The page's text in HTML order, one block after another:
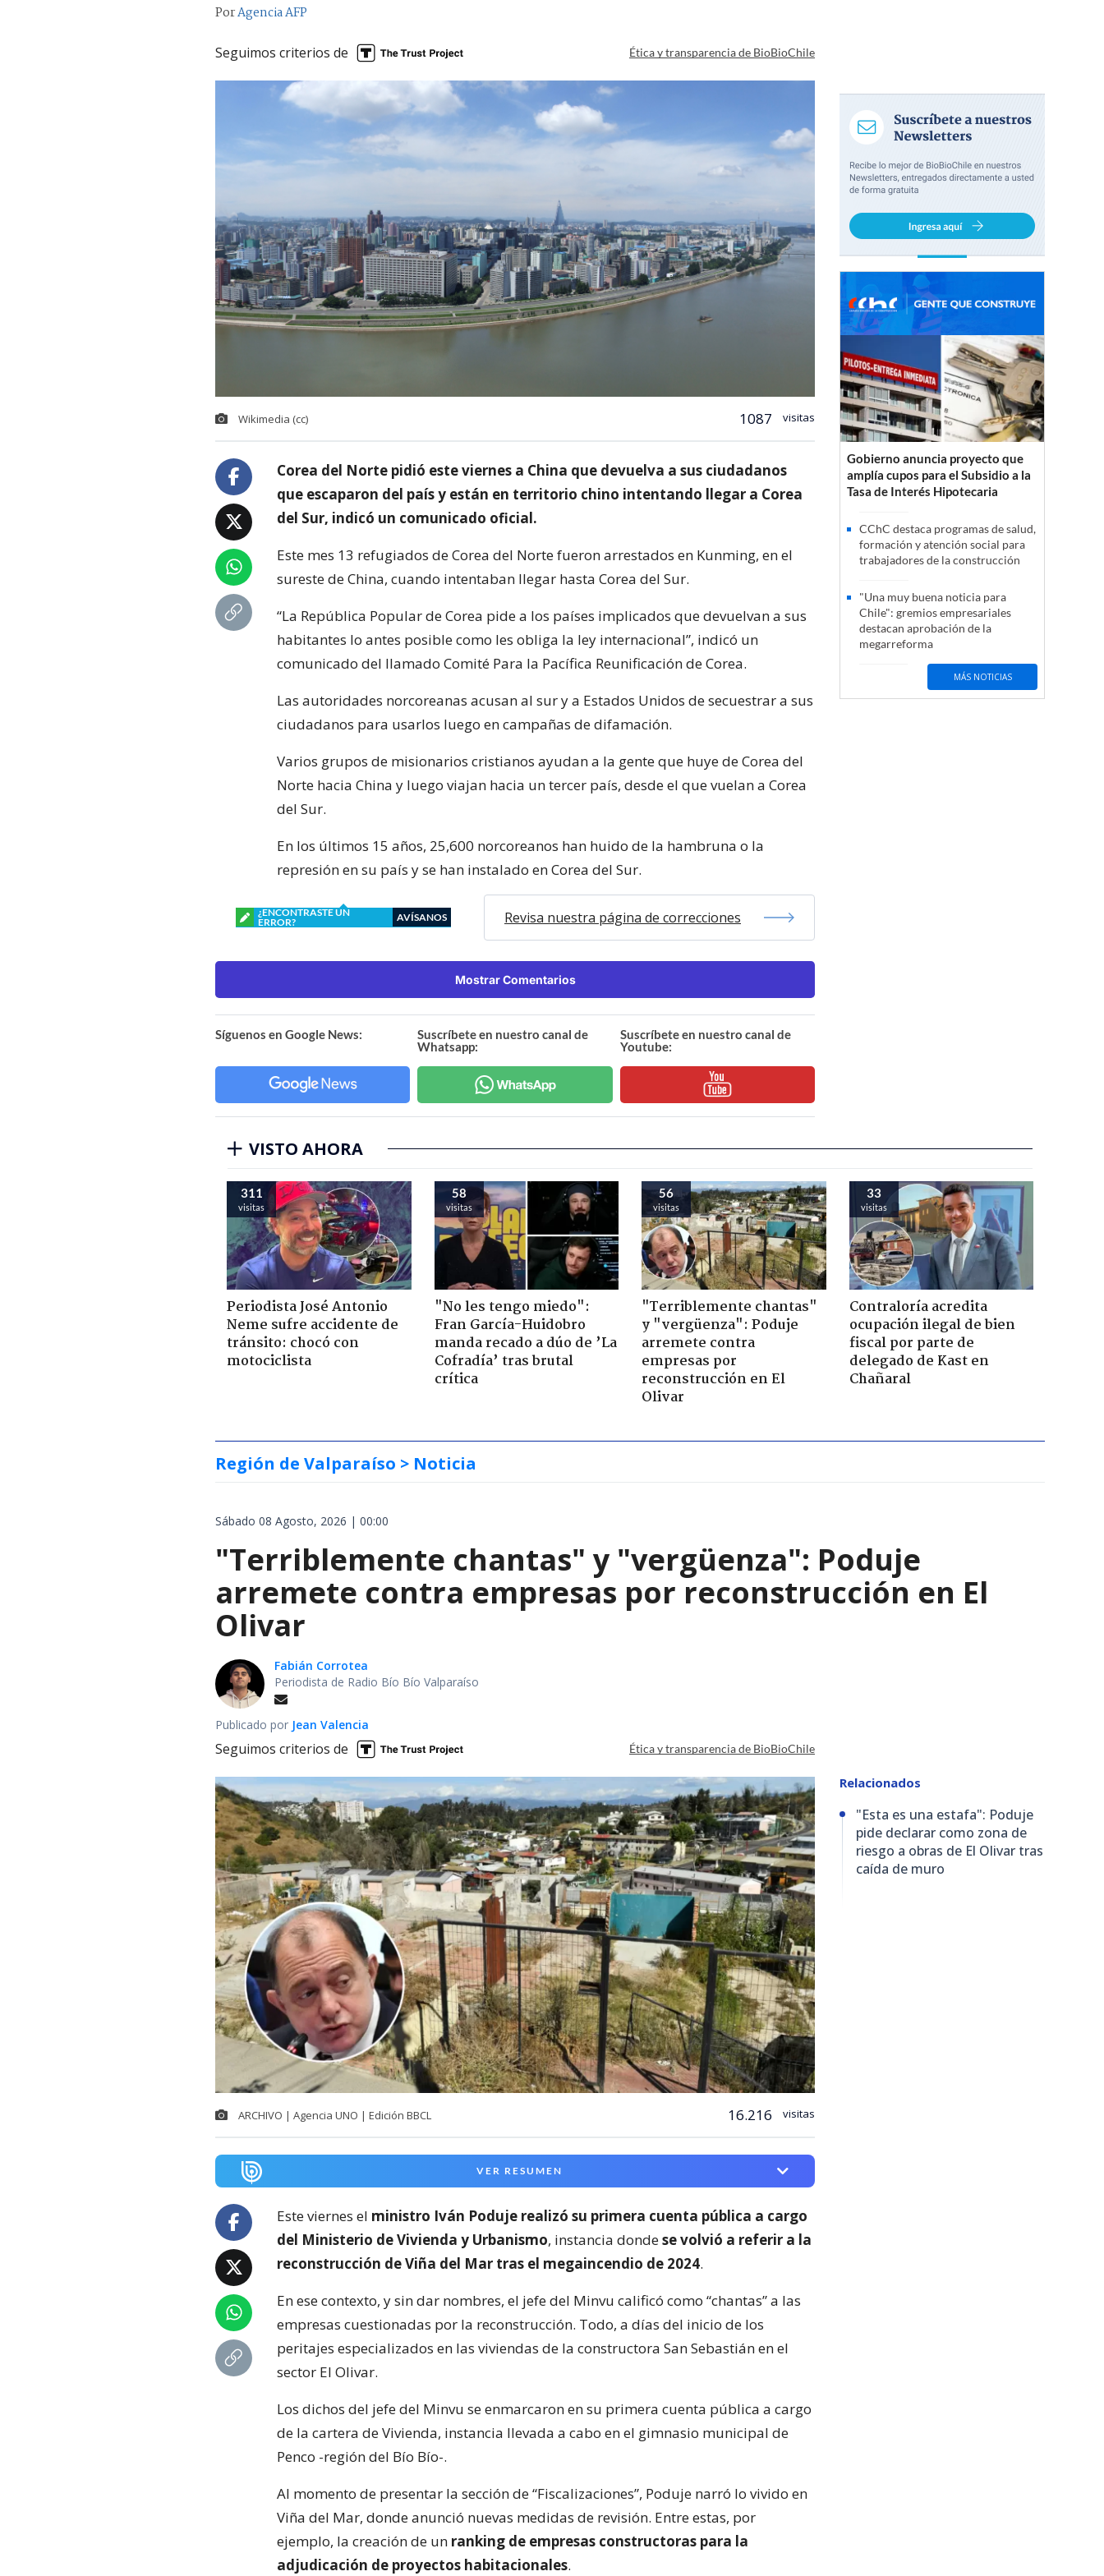
PorAgencia AFP
Seguimos criterios de Ética y transparencia de BioBioChile
Wikimedia (cc) 1087 visitas
Corea del Norte pidió este viernes a China que devuelva a sus ciudadanos
que escaparon del país y están en territorio chino intentando llegar a Corea
del Sur, indicó un comunicado oficial.
Este mes 13 refugiados de Corea del Norte fueron arrestados en Kunming, en el
sureste de China, cuando intentaban llegar hasta Corea del Sur.
“La República Popular de Corea pide a los países implicados que devuelvan a sus
habitantes lo antes posible como les obliga la ley internacional”, indicó un
comunicado del llamado Comité Para la Pacífica Reunificación de Corea.
Las autoridades norcoreanas acusan al sur y a Estados Unidos de secuestrar a sus
ciudadanos para usarlos luego en campañas de difamación.
Varios grupos de misionarios cristianos ayudan a la gente que huye de Corea del
Norte hacia China y luego viajan hacia un tercer país, desde el que vuelan a Corea
del Sur.
En los últimos 15 años, 25,600 norcoreanos han huido de la hambruna o la
represión en su país y se han instalado en Corea del Sur.
¿ENCONTRASTE UN
ERROR?
AVÍSANOS Revisa nuestra página de correcciones
Mostrar Comentarios
Síguenos en Google News:
Suscríbete en nuestro canal de
Whatsapp:
Suscríbete en nuestro canal de
Youtube:
Gobierno anuncia proyecto que
amplía cupos para el Subsidio a la
Tasa de Interés Hipotecaria
CChC destaca programas de salud,
formación y atención social para
trabajadores de la construcción
"Una muy buena noticia para
Chile": gremios empresariales
destacan aprobación de la
megarreforma
MÁS NOTICIAS
VISTO AHORA
311
visitas
Periodista José Antonio
Neme sufre accidente de
tránsito: chocó con
motociclista
58
visitas
"No les tengo miedo":
Fran García-Huidobro
manda recado a dúo de ’La
Cofradía’ tras brutal
crítica
56
visitas
"Terriblemente chantas"
y "vergüenza": Poduje
arremete contra
empresas por
reconstrucción en El
Olivar
33
visitas
Contraloría acredita
ocupación ilegal de bien
fiscal por parte de
delegado de Kast en
Chañaral
Región de Valparaíso > Noticia
Sábado 08 Agosto, 2026 | 00:00
"Terriblemente chantas" y "vergüenza": Poduje
arremete contra empresas por reconstrucción en El
Olivar
Fabián Corrotea
Periodista de Radio Bío Bío Valparaíso
Publicado por Jean Valencia
Seguimos criterios de Ética y transparencia de BioBioChile
ARCHIVO | Agencia UNO | Edición BBCL 16.216 visitas
VER RESUMEN
Este viernes el ministro Iván Poduje realizó su primera cuenta pública a cargo
del Ministerio de Vivienda y Urbanismo, instancia dondese volvió a referir a la
reconstrucción de Viña del Mar tras el megaincendio de 2024.
En ese contexto, y sin dar nombres, el jefe del Minvu calificó como “chantas” a las
empresas cuestionadas por la reconstrucción. Todo, a días del inicio de los
peritajes especializados en las viviendas de la constructora San Sebastián en el
sector El Olivar.
Los dichos del jefe del Minvu se enmarcaron en su primera cuenta pública a cargo
de la cartera de Vivienda, instancia llevada a cabo en el gimnasio municipal de
Penco -región del Bío Bío-.
Al momento de presentar la sección de “Fiscalizaciones”, Poduje narró lo vivido en
Viña del Mar, donde anunció nuevas medidas de revisión. Entre estas, por
ejemplo, la creación de un ranking de empresas constructoras para la
adjudicación de proyectos habitacionales.
Relacionados
"Esta es una estafa": Poduje
pide declarar como zona de
riesgo a obras de El Olivar tras
caída de muro